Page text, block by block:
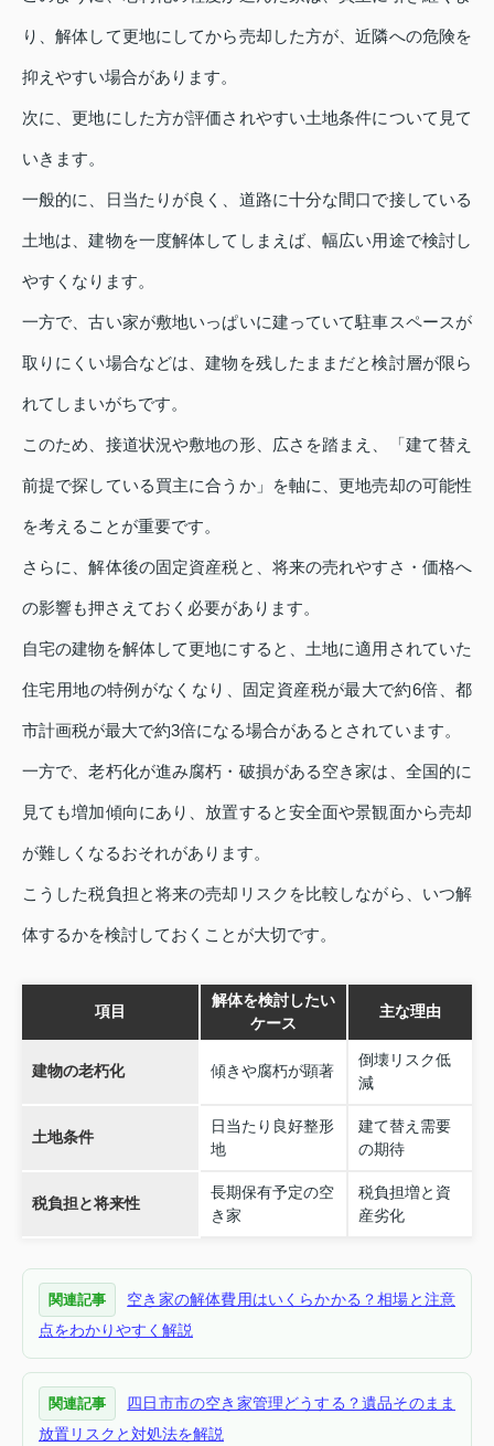
り、解体して更地にしてから売却した方が、近隣への危険を
抑えやすい場合があります。
次に、更地にした方が評価されやすい土地条件について見て
いきます。
一般的に、日当たりが良く、道路に十分な間口で接している
土地は、建物を一度解体してしまえば、幅広い用途で検討し
やすくなります。
一方で、古い家が敷地いっぱいに建っていて駐車スペースが
取りにくい場合などは、建物を残したままだと検討層が限ら
れてしまいがちです。
このため、接道状況や敷地の形、広さを踏まえ、「建て替え
前提で探している買主に合うか」を軸に、更地売却の可能性
を考えることが重要です。
さらに、解体後の固定資産税と、将来の売れやすさ・価格へ
の影響も押さえておく必要があります。
自宅の建物を解体して更地にすると、土地に適用されていた
住宅用地の特例がなくなり、固定資産税が最大で約6倍、都
市計画税が最大で約3倍になる場合があるとされています。
一方で、老朽化が進み腐朽・破損がある空き家は、全国的に
見ても増加傾向にあり、放置すると安全面や景観面から売却
が難しくなるおそれがあります。
こうした税負担と将来の売却リスクを比較しながら、いつ解
体するかを検討しておくことが大切です。
項目
解体を検討したい
ケース
主な理由
建物の老朽化 傾きや腐朽が顕著
倒壊リスク低
減
土地条件
日当たり良好整形
地
建て替え需要
の期待
税負担と将来性
長期保有予定の空
き家
税負担増と資
産劣化
関連記事
空き家の解体費用はいくらかかる？相場と注意
点をわかりやすく解説
関連記事
四日市市の空き家管理どうする？遺品そのまま
放置リスクと対処法を解説